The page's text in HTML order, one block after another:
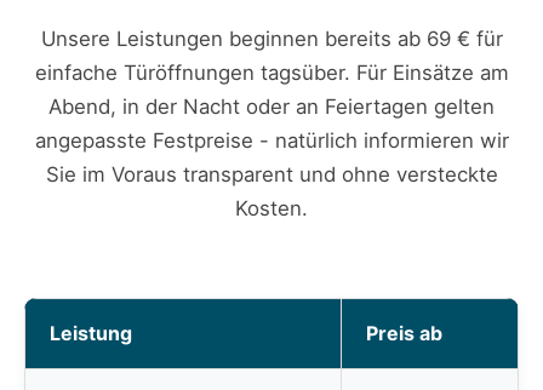
Unsere Leistungen beginnen bereits ab 69 € für
einfache Türöffnungen tagsüber. Für Einsätze am
Abend, in der Nacht oder an Feiertagen gelten
angepasste Festpreise - natürlich informieren wir
Sie im Voraus transparent und ohne versteckte
Kosten.
Leistung Preis ab